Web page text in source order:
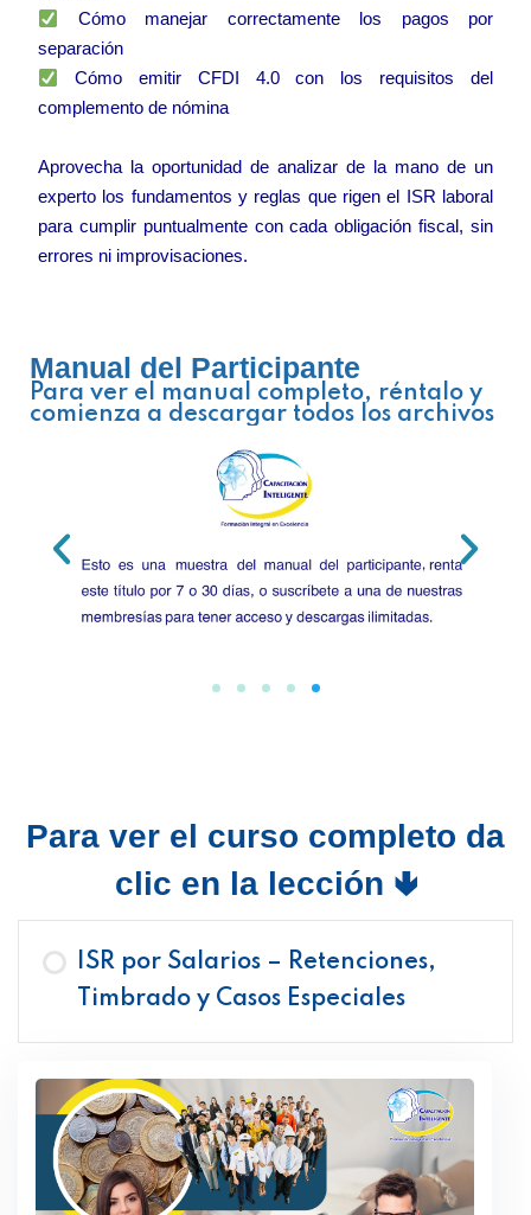
Cómo manejar correctamente los pagos por
separación
Cómo emitir CFDI 4.0 con los requisitos del
complemento de nómina
Aprovecha la oportunidad de analizar de la mano de un
experto los fundamentos y reglas que rigen el ISR laboral
para cumplir puntualmente con cada obligación fiscal, sin
errores ni improvisaciones.
Manual del Participante
Para ver el manual completo, réntalo y
comienza a descargar todos los archivos
Para ver el curso completo da
clic en la lección 🢃
ISR por Salarios – Retenciones,
Timbrado y Casos Especiales